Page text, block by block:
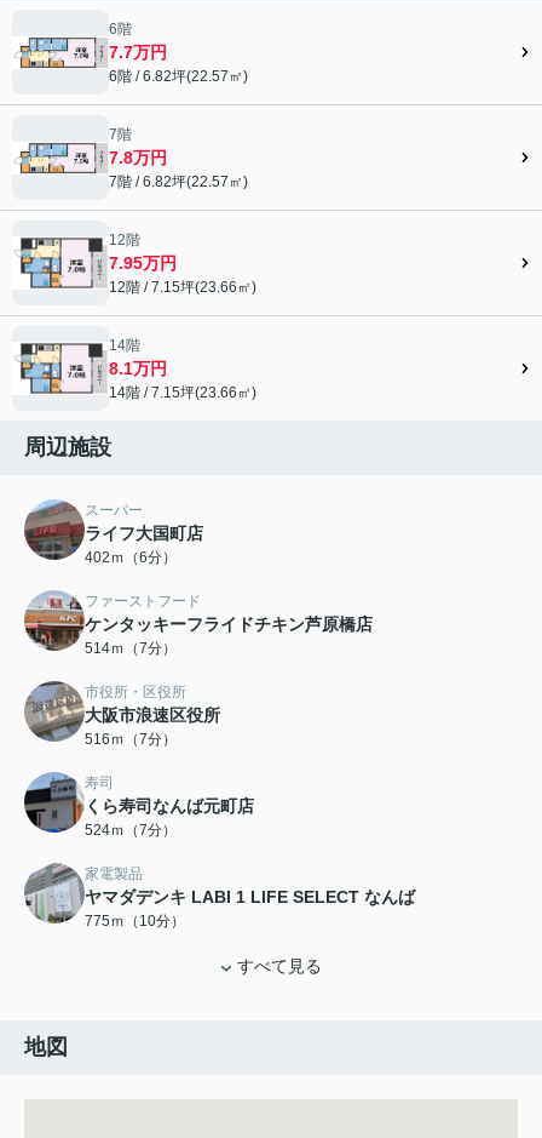
6階
7.7万円
6階 / 6.82坪(22.57㎡)
7階
7.8万円
7階 / 6.82坪(22.57㎡)
12階
7.95万円
12階 / 7.15坪(23.66㎡)
14階
8.1万円
14階 / 7.15坪(23.66㎡)
周辺施設
スーパー
ライフ大国町店
402ｍ（6分）
ファーストフード
ケンタッキーフライドチキン芦原橋店
514ｍ（7分）
市役所・区役所
大阪市浪速区役所
516ｍ（7分）
寿司
くら寿司なんば元町店
524ｍ（7分）
家電製品
ヤマダデンキ LABI 1 LIFE SELECT なんば
775ｍ（10分）
すべて見る
地図